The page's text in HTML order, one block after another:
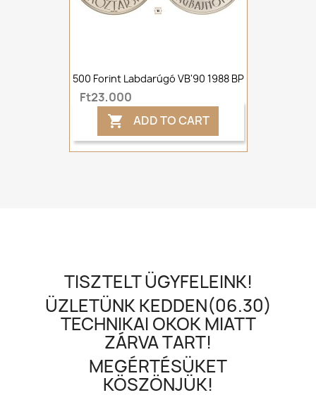
500 Forint Labdarúgó VB'90 1988 BP
Ft23,000
 ADD TO CART
TISZTELT ÜGYFELEINK!
ÜZLETÜNK KEDDEN(06.30)
TECHNIKAI OKOK MIATT
ZÁRVA TART!
MEGÉRTÉSÜKET
KÖSZÖNJÜK!